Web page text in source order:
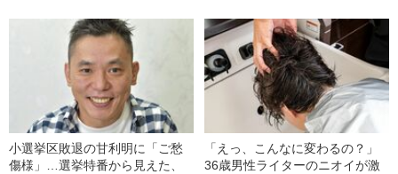
の付き合い方”のリアル
小選挙区敗退の甘利明に「ご愁
傷様」…選挙特番から見えた、
「えっ、こんなに変わるの？」
36歳男性ライターのニオイが激